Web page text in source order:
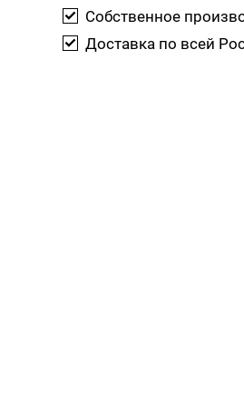
Собственное
Доставка по всей